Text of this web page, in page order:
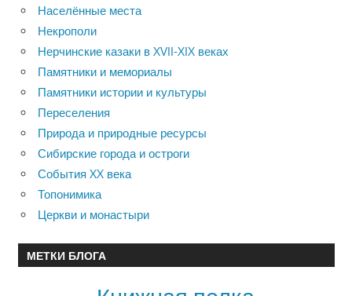
Населённые места
Некрополи
Нерчинские казаки в XVII-XIX веках
Памятники и мемориалы
Памятники истории и культуры
Переселения
Природа и природные ресурсы
Сибирские города и остроги
События XX века
Топонимика
Церкви и монастыри
МЕТКИ БЛОГА